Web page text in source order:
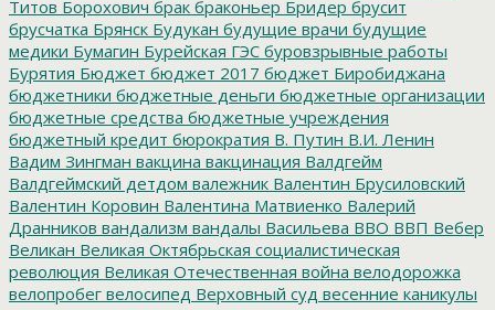
Титов Борохович брак браконьер Бридер брусит
брусчатка Брянск Будукан будущие врачи будущие
медики Бумагин Бурейская ГЭС буровзрывные работы
Бурятия Бюджет бюджет 2017 бюджет Биробиджана
бюджетники бюджетные деньги бюджетные организации
бюджетные средства бюджетные учреждения
бюджетный кредит бюрократия В. Путин В.И. Ленин
Вадим Зингман вакцина вакцинация Валдгейм
Валдгеймский детдом валежник Валентин Брусиловский
Валентин Коровин Валентина Матвиенко Валерий
Дранников вандализм вандалы Васильева ВВО ВВП Вебер
Великан Великая Октябрьская социалистическая
революция Великая Отечественная война велодорожка
велопробег велосипед Верховный суд весенние каникулы